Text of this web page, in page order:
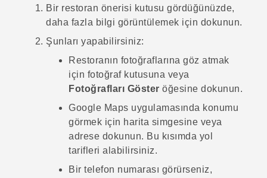
Bir restoran önerisi kutusu gördüğünüzde,
daha fazla bilgi görüntülemek için dokunun.
Şunları yapabilirsiniz:
Restoranın fotoğraflarına göz atmak
için fotoğraf kutusuna veya
Fotoğrafları Göster öğesine dokunun.
Google Maps uygulamasında konumu
görmek için harita simgesine veya
adrese dokunun. Bu kısımda yol
tarifleri alabilirsiniz.
Bir telefon numarası görürseniz,